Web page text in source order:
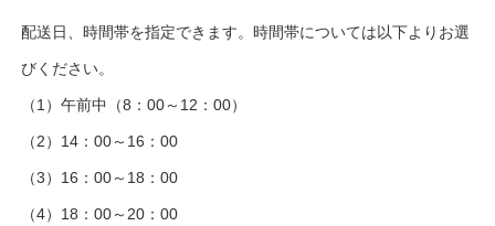
配送日、時間帯を指定できます。時間帯については以下よりお選
びください。
（1）午前中（8：00～12：00）
（2）14：00～16：00
（3）16：00～18：00
（4）18：00～20：00